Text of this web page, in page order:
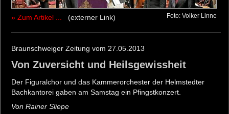
» Zum Artikel ... (externer Link) Foto: Volker Linne
Braunschweiger Zeitung vom 27.05.2013
Von Zuversicht und Heilsgewissheit
Der Figuralchor und das Kammerorchester der Helmstedter
Bachkantorei gaben am Samstag ein Pfingstkonzert.
Von Rainer Sliepe